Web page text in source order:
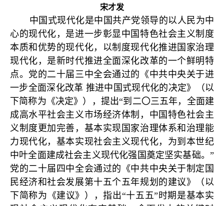
宋才发
中国式现代化是中国共产党领导的以人民为中
心的现代化，是进一步彰显中国特色社会主义制度
本质和优势的现代化，以制度现代化推进国家治理
现代化，是新时代推进全面深化改革的一个鲜明特
点。党的二十届三中全会通过的《中共中央关于进
一步全面深化改革 推进中国式现代化的决定》（以
下简称为《决定》），提出“到二〇三五年，全面建
成高水平社会主义市场经济体制，中国特色社会主
义制度更加完善，基本实现国家治理体系和治理能
力现代化，基本实现社会主义现代化，为到本世纪
中叶全面建成社会主义现代化强国奠定坚实基础。”
党的二十届四中全会通过的《中共中央关于制定国
民经济和社会发展第十五个五年规划的建议》（以
下简称为《建议》），指出“十五五”时期是基本实